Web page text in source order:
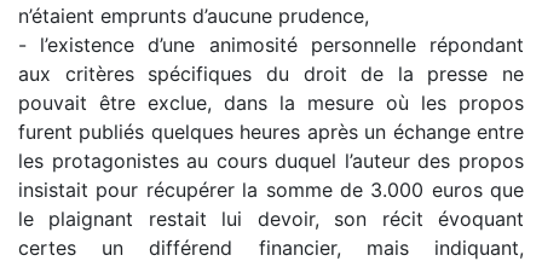
n’étaient emprunts d’aucune prudence,
- l’existence d’une animosité personnelle répondant
aux critères spécifiques du droit de la presse ne
pouvait être exclue, dans la mesure où les propos
furent publiés quelques heures après un échange entre
les protagonistes au cours duquel l’auteur des propos
insistait pour récupérer la somme de 3.000 euros que
le plaignant restait lui devoir, son récit évoquant
certes un différend financier, mais indiquant,